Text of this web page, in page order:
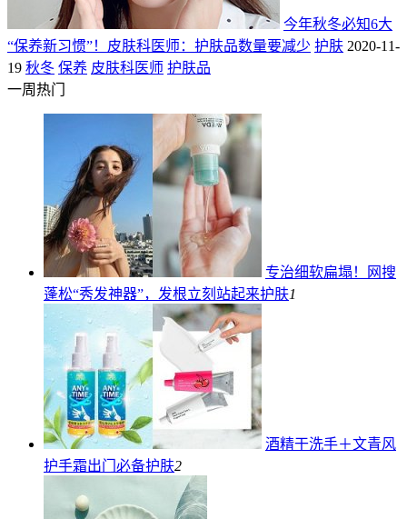
今年秋冬必知6大
“保养新习惯”！皮肤科医师：护肤品数量要减少 护肤 2020-11-
19 秋冬 保养 皮肤科医师 护肤品
一周热门
专治细软扁塌！网搜
蓬松“秀发神器”，发根立刻站起来护肤1
酒精干洗手＋文青风
护手霜出门必备护肤2